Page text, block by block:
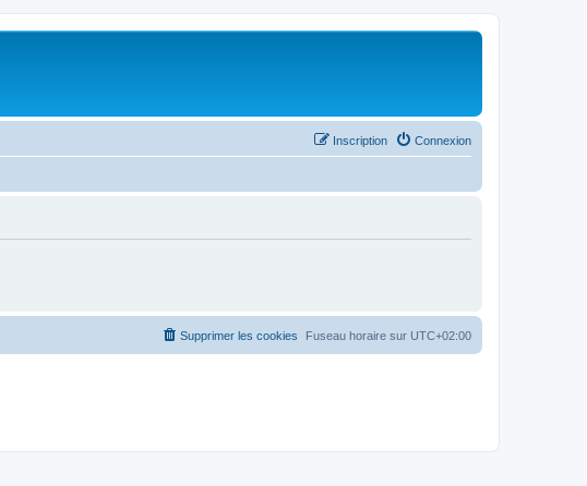
Connexion
Inscription
Fuseau horaire sur UTC+02:00
Supprimer les cookies